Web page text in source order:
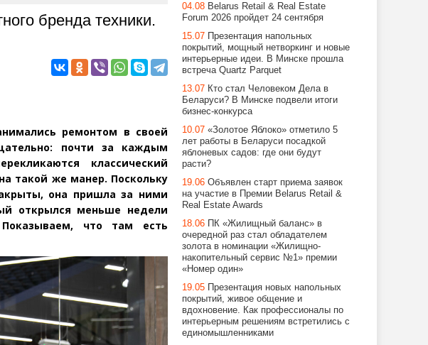
бренда техники.
ремонтом в своей
почти за каждым
классический
такой же манер. Поскольку
она пришла за ними
открылся меньше недели
что там есть
04.08 Belarus Retail & Real Estate
Forum 2026 пройдет 24 сентября
15.07 Презентация напольных
покрытий, мощный нетворкинг и новые
интерьерные идеи. В Минске прошла
встреча Quartz Parquet
13.07 Кто стал Человеком Дела в
Беларуси? В Минске подвели итоги
бизнес-конкурса
10.07 «Золотое Яблоко» отметило 5
лет работы в Беларуси посадкой
яблоневых садов: где они будут
расти?
19.06 Объявлен старт приема заявок
на участие в Премии Belarus Retail &
Real Estate Awards
18.06 ПК «Жилищный баланс» в
очередной раз стал обладателем
золота в номинации «Жилищно-
накопительный сервис №1» премии
«Номер один»
19.05 Презентация новых напольных
покрытий, живое общение и
вдохновение. Как профессионалы по
интерьерным решениям встретились с
единомышленниками